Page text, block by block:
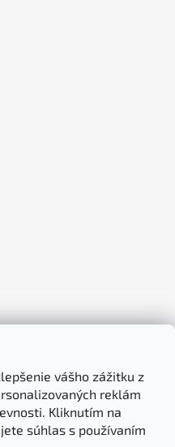
vášho zážitku z
reklám
Kliknutím na
súhlas s používaním